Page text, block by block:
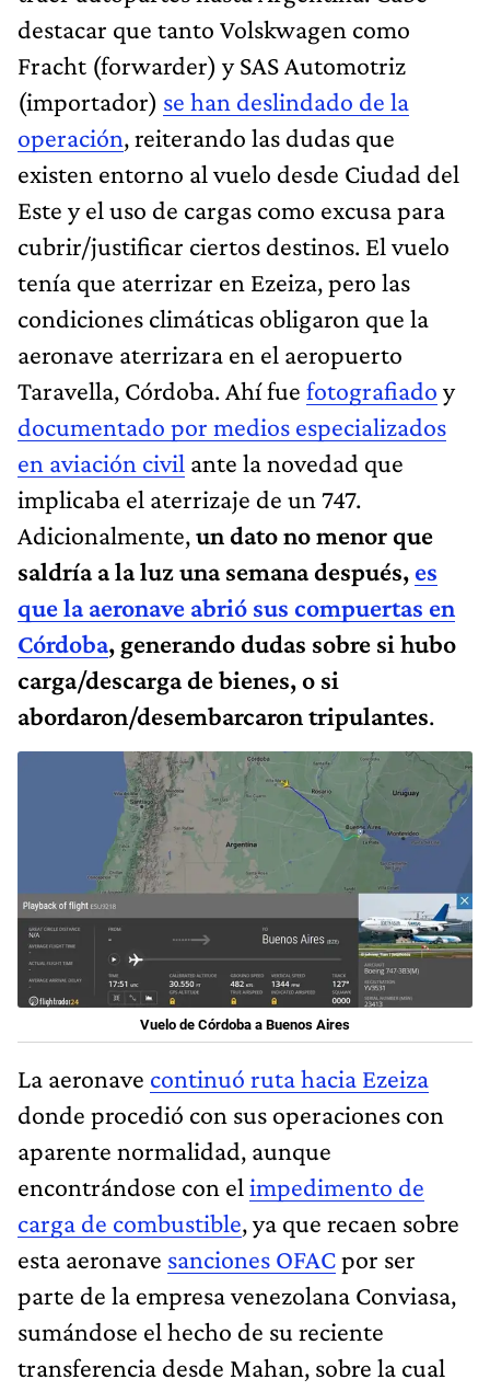
destacar que tanto Volskwagen como
Fracht (forwarder) y SAS Automotriz
(importador) se han deslindado de la
operación, reiterando las dudas que
existen entorno al vuelo desde Ciudad del
Este y el uso de cargas como excusa para
cubrir/justificar ciertos destinos. El vuelo
tenía que aterrizar en Ezeiza, pero las
condiciones climáticas obligaron que la
aeronave aterrizara en el aeropuerto
Taravella, Córdoba. Ahí fue fotografiado y
documentado por medios especializados
en aviación civil ante la novedad que
implicaba el aterrizaje de un 747.
Adicionalmente,un dato no menor que
saldría a la luz una semana después, es
que la aeronave abrió sus compuertas en
Córdoba, generando dudas sobre si hubo
carga/descarga de bienes, o si
abordaron/desembarcaron tripulantes.
Vuelo de Córdoba a Buenos Aires
La aeronave continuó ruta hacia Ezeiza
donde procedió con sus operaciones con
aparente normalidad, aunque
encontrándose con el impedimento de
carga de combustible, ya que recaen sobre
esta aeronave sanciones OFACpor ser
parte de la empresa venezolana Conviasa,
sumándose el hecho de su reciente
transferencia desde Mahan, sobre la cual